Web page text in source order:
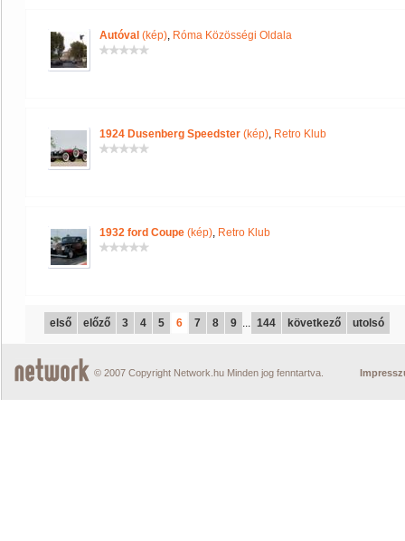
Autóval (kép), Róma Közösségi Oldala
1924 Dusenberg Speedster (kép), Retro Klub
1932 ford Coupe (kép), Retro Klub
első előző 3 4 5 6 7 8 9 ... 144 következő utolsó
© 2007 Copyright Network.hu Minden jog fenntartva.